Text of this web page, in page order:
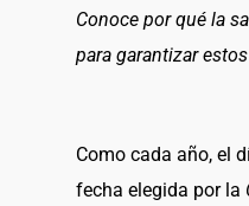
Conoce por qué la
para garantizar
Como cada año, el
fecha elegida por la